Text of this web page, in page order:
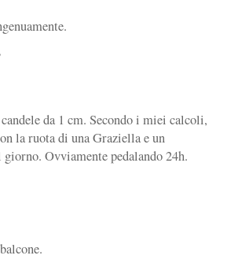
da 1 cm. Secondo i miei calcoli,
la ruota di una Graziella e un
Ovviamente pedalando 24h.